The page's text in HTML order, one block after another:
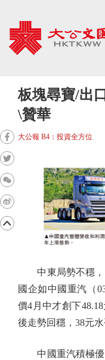
板塊尋寶/出
\贊華
大公報 B4：投資全方位
中東局勢不穩，
國企如中國重汽（
價4月中才創下
後走勢回穩，38元
中國重汽積極優